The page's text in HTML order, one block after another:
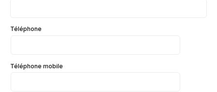
Téléphone
Téléphone mobile